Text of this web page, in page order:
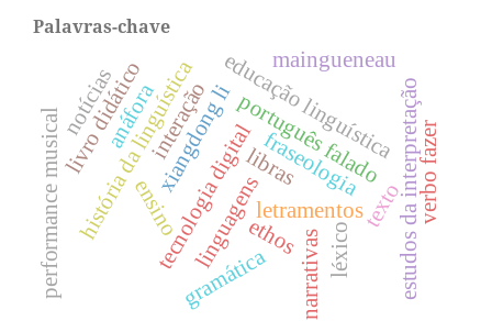
Palavras-chave
linguagensletramentos
ensino
tecnologia digital
gramática
história da linguística português falado
texto
educação linguística
xiangdong li estudos da interpretação
narrativas
interação verbo fazer
anáfora
livro didático
performance musical ethos
maingueneau
fraseologia
léxico
libras
notícias